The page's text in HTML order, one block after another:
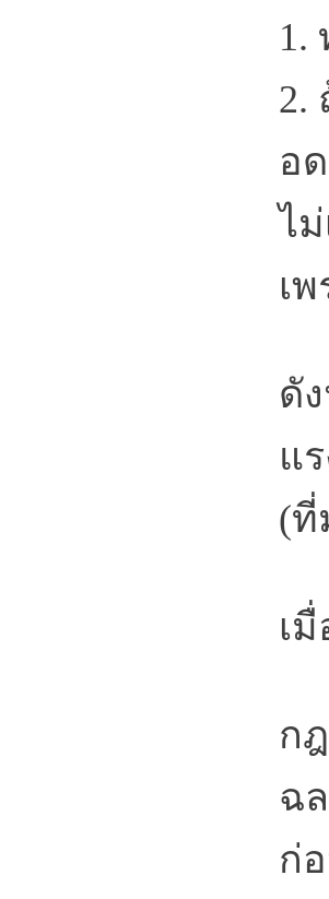
1.
2.
อ
ไ
เ
ดั
แ
(ที่
เ
ก
ฉ
ก่